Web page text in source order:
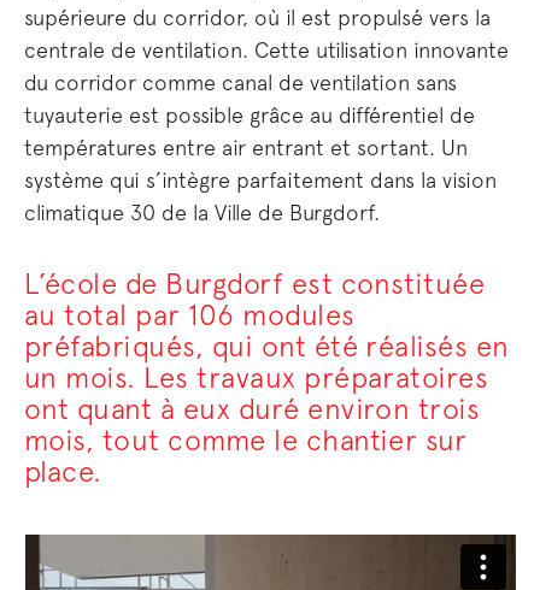
supérieure du corridor, où il est propulsé vers la
centrale de ventilation. Cette utilisation innovante
du corridor comme canal de ventilation sans
tuyauterie est possible grâce au différentiel de
températures entre air entrant et sortant. Un
système qui s’intègre parfaitement dans la vision
climatique 30 de la Ville de Burgdorf.
L’école de Burgdorf est constituée
au total par 106 modules
préfabriqués, qui ont été réalisés en
un mois. Les travaux préparatoires
ont quant à eux duré environ trois
mois, tout comme le chantier sur
place.